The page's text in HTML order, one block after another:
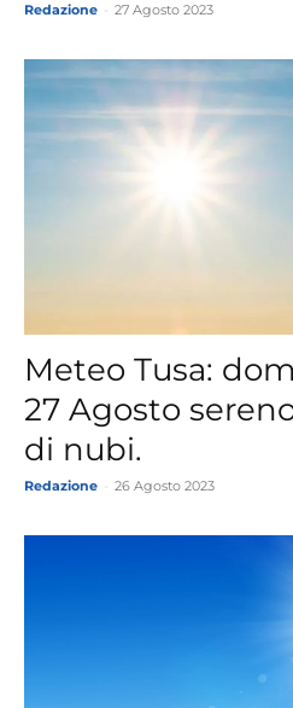
Redazione 27 Agosto 2023
Meteo Tusa:
27 Agosto
di nubi.
Redazione 26 Agosto 2023